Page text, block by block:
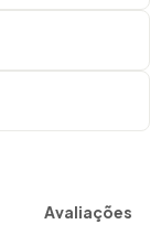
Avaliações